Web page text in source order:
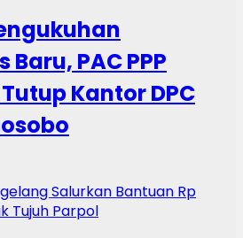
Baru, PAC PPP
Kantor DPC